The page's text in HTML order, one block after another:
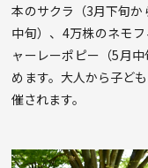
本のサクラ（3月下旬
中旬）、4万株のネモ
ャーレーポピー（5月
めます。大人から子ど
催されます。